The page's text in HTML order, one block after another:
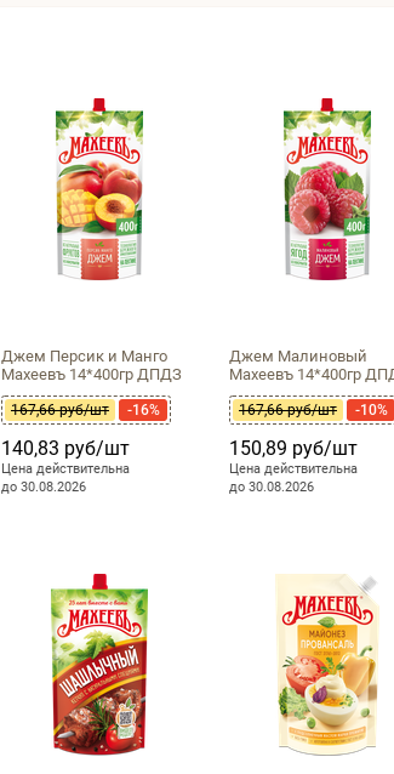
Джем Персик и Манго
Махеевъ 14*400гр ДПДЗ
167,66 руб/шт -16%
140,83 руб/шт
Цена действительна
до 30.08.2026
Джем Малиновый
Махеевъ 14*400гр
167,66 руб/шт -10%
150,89 руб/шт
Цена действительна
до 30.08.2026